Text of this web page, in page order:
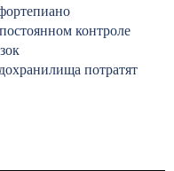
контроле
потратят